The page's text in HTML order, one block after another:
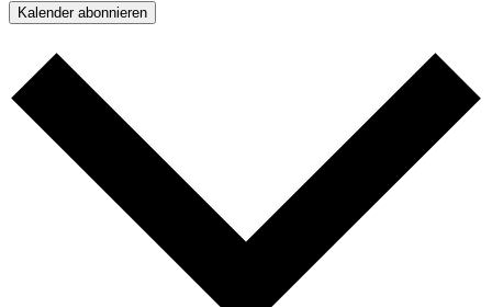
Kalender abonnieren